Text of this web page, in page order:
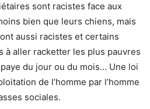
sont racistes face aux
bien que leurs chiens, mais
aussi racistes et certains
à aller racketter les plus pauvres
du jour ou du mois… Une loi
de l’homme par l’homme
sociales.